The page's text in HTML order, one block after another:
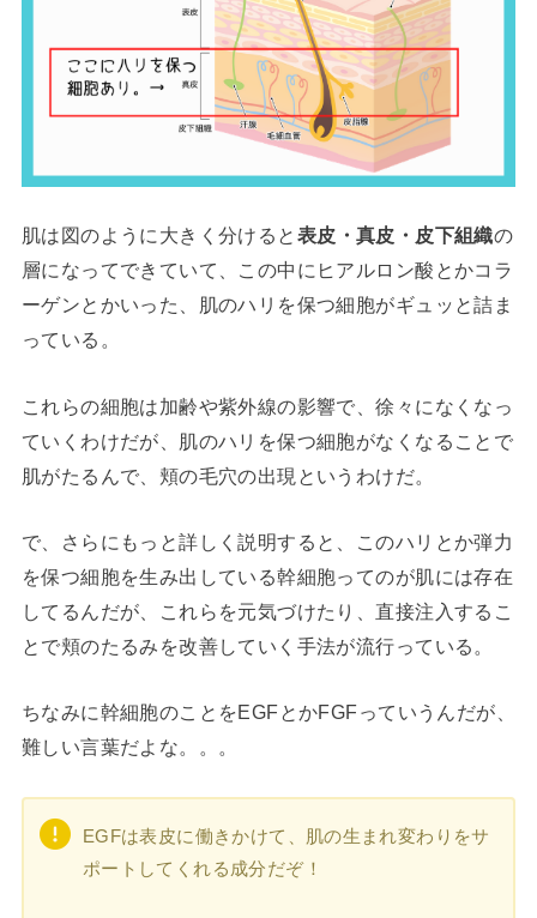
肌は図のように大きく分けると 表皮・真皮・皮下組織の
層になってできていて、この中にヒアルロン酸とかコラ
ーゲンとかいった、肌のハリを保つ細胞がギュッと詰ま
っている。
これらの細胞は加齢や紫外線の影響で、徐々になくなっ
ていくわけだが、肌のハリを保つ細胞がなくなることで
肌がたるんで、頬の毛穴の出現というわけだ。
で、さらにもっと詳しく説明すると、このハリとか弾力
を保つ細胞を生み出している幹細胞ってのが肌には存在
してるんだが、これらを元気づけたり、直接注入するこ
とで頬のたるみを改善していく手法が流行っている。
ちなみに幹細胞のことをEGFとかFGFっていうんだが、
難しい言葉だよな。。。
EGFは表皮に働きかけて、肌の生まれ変わりをサ
ポートしてくれる成分だぞ！